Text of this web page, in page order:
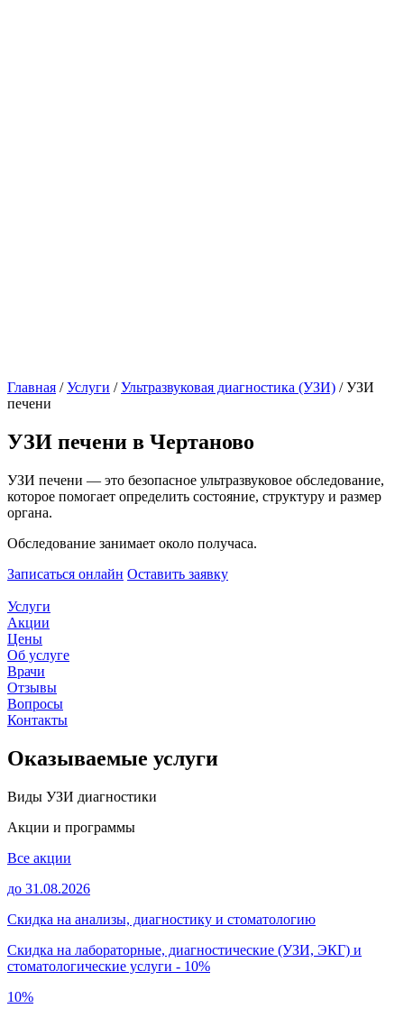
Главная /Услуги /Ультразвуковая диагностика (УЗИ) /УЗИ
печени
УЗИ печени в Чертаново
УЗИ печени — это безопасное ультразвуковое обследование,
которое помогает определить состояние, структуру и размер
органа.
Обследование занимает около получаса.
Записаться онлайн Оставить заявку
Услуги
Акции
Цены
Об услуге
Врачи
Отзывы
Вопросы
Контакты
Оказываемые услуги
Виды УЗИ диагностики
Акции и программы
Все акции
до 31.08.2026
Скидка на анализы, диагностику и стоматологию
Скидка на лабораторные, диагностические (УЗИ, ЭКГ) и
стоматологические услуги - 10%
10%